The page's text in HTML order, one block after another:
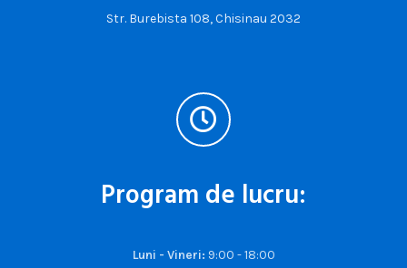
Str. Burebista 108, Chisinau 2032
Program de lucru:
Luni - Vineri: 9:00 - 18:00